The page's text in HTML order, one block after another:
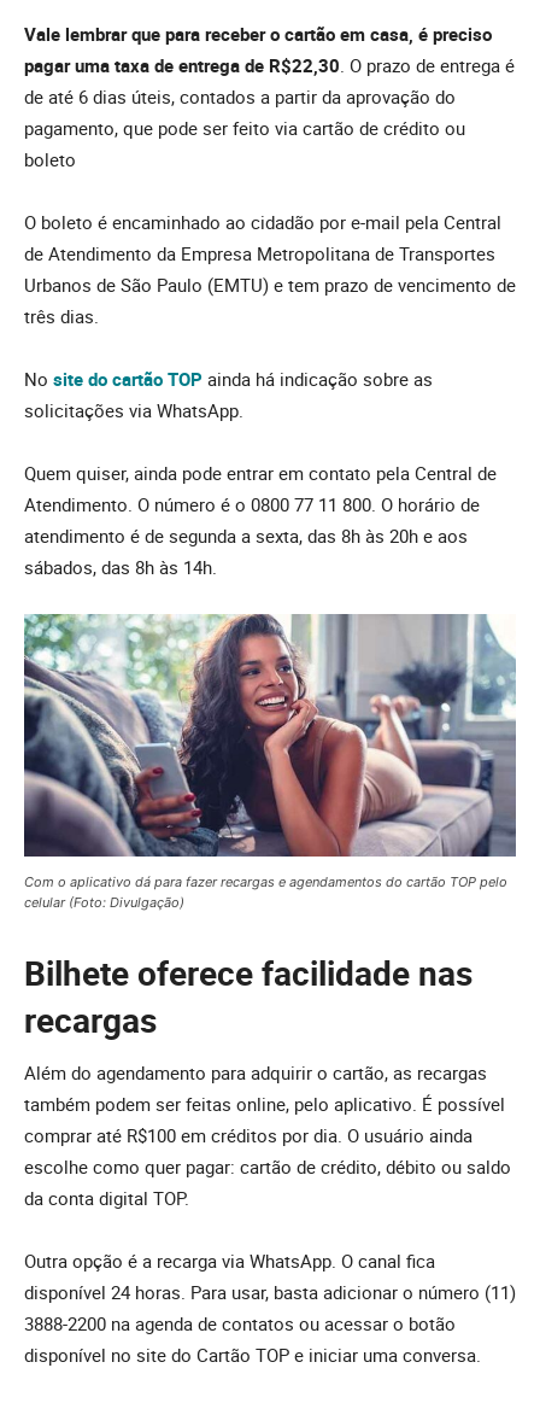
Vale lembrar que para receber o cartão em casa, é preciso
pagar uma taxa de entrega de R$22,30 . O prazo de entrega é
de até 6 dias úteis, contados a partir da aprovação do
pagamento, que pode ser feito via cartão de crédito ou
boleto
O boleto é encaminhado ao cidadão por e-mail pela Central
de Atendimento da Empresa Metropolitana de Transportes
Urbanos de São Paulo (EMTU) e tem prazo de vencimento de
três dias.
No site do cartão TOP ainda há indicação sobre as
solicitações via WhatsApp.
Quem quiser, ainda pode entrar em contato pela Central de
Atendimento. O número é o 0800 77 11 800. O horário de
atendimento é de segunda a sexta, das 8h às 20h e aos
sábados, das 8h às 14h.
Com o aplicativo dá para fazer recargas e agendamentos do cartão TOP pelo
celular (Foto: Divulgação)
Bilhete oferece facilidade nas
recargas
Além do agendamento para adquirir o cartão, as recargas
também podem ser feitas online, pelo aplicativo. É possível
comprar até R$100 em créditos por dia. O usuário ainda
escolhe como quer pagar: cartão de crédito, débito ou saldo
da conta digital TOP.
Outra opção é a recarga via WhatsApp. O canal fica
disponível 24 horas. Para usar, basta adicionar o número (11)
3888-2200 na agenda de contatos ou acessar o botão
disponível no site do Cartão TOP e iniciar uma conversa.